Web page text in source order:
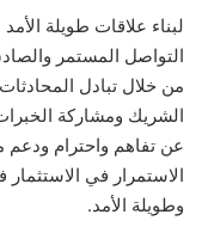
لبناء علاقات طويلة
التواصل المستمر
من خلال تبادل
الشريك ومشاركة
عن تفاهم واحترام ودعم
الاستمرار في
وطويلة الأمد.